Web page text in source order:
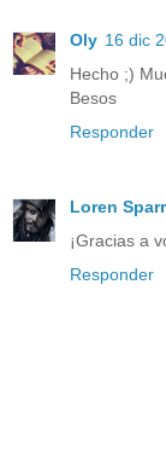
Oly 16 dic
Hecho ;)
Besos
Responder
Loren
¡Gracias a
Responder